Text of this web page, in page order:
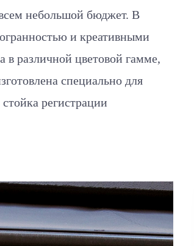
небольшой бюджет. В
и креативными
различной цветовой гамме,
специально для
регистрации